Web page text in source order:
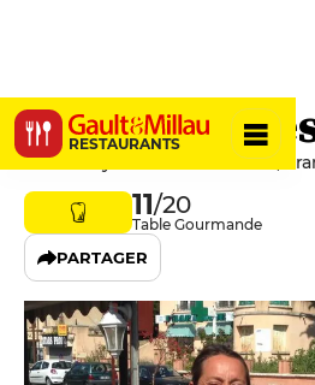
RESTAURANTS
A Maurin
83820 Rayol-Canadel-sur-Mer,
11/20
Table Gourmande
PARTAGER